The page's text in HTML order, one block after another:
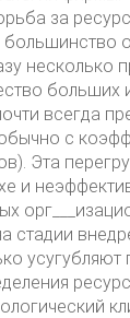
за
несколько
больших
всегда
с
Эта
и
стадии